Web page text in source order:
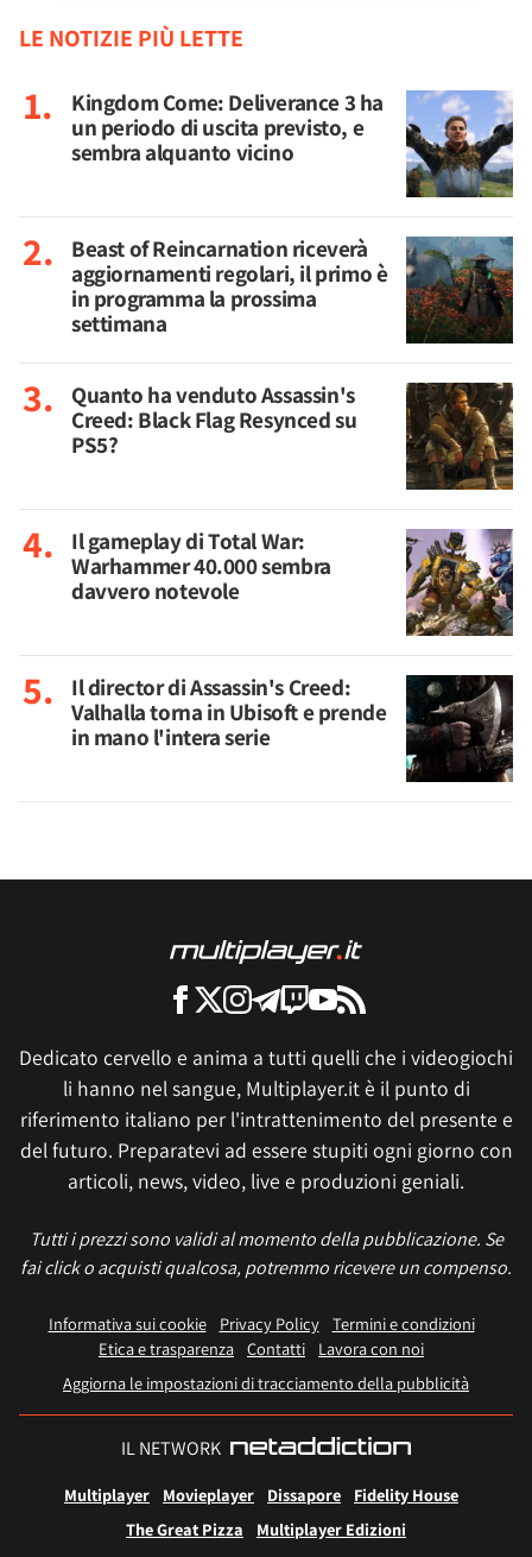
LE NOTIZIE PIÙ LETTE
Kingdom Come: Deliverance 3 ha
un periodo di uscita previsto, e
sembra alquanto vicino
Beast of Reincarnation riceverà
aggiornamenti regolari, il primo è
in programma la prossima
settimana
Quanto ha venduto Assassin's
Creed: Black Flag Resynced su
PS5?
Il gameplay di Total War:
Warhammer 40.000 sembra
davvero notevole
Il director di Assassin's Creed:
Valhalla torna in Ubisoft e prende
in mano l'intera serie
Dedicato cervello e anima a tutti quelli che i videogiochi
li hanno nel sangue, Multiplayer.it è il punto di
riferimento italiano per l'intrattenimento del presente e
del futuro. Preparatevi ad essere stupiti ogni giorno con
articoli, news, video, live e produzioni geniali.
Tutti i prezzi sono validi al momento della pubblicazione. Se
fai click o acquisti qualcosa, potremmo ricevere un compenso.
Informativa sui cookie Privacy Policy
Termini e condizioni
Etica e trasparenza Contatti
Lavora con noi
Aggiorna le impostazioni di tracciamento della pubblicità
IL NETWORK
Multiplayer Movieplayer Dissapore
Fidelity House
The Great Pizza
Multiplayer Edizioni